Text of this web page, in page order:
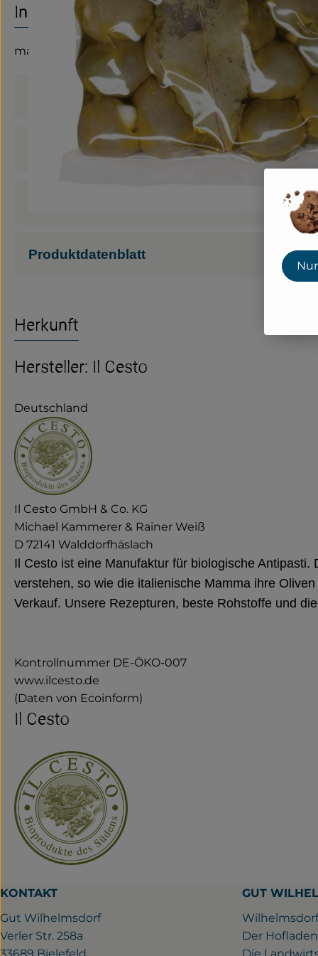
Info
mariniert
Produktinformationen
Produktdatenblatt
Herkunft
Hersteller: Il Cesto
Deutschland
Il Cesto GmbH & Co. KG
Michael Kammerer & Rainer Weiß
D 72141 Walddorfhäslach
Il Cesto ist eine Manufaktur für biologische
verstehen, so wie die italienische Mamma ihre
Verkauf. Unsere Rezepturen, beste Rohstoffe und
Kontrollnummer DE-ÖKO-007
www.ilcesto.de
(Daten von Ecoinform)
Il Cesto
KONTAKT
Gut Wilhelmsdorf
Verler Str. 258a
GUT
Der Hofladen